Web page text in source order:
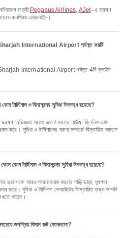
যাত্রী Pegasus Airlines, AJet–এ ভ্রমণ
জনপ্রিয় এয়ারলাইন।
Sharjah International Airport পর্যন্ত কয়টি
টার্মিনাল ও বিমানবন্দর সুবিধা উপলব্ধ রয়েছে?
করে। সুবিধা ও টার্মিনালের নকশা সম্পর্কে বিস্তারিত জানতে
ও বিমানবন্দর সুবিধা উপলব্ধ রয়েছে?
করে। সুবিধা ও টার্মিনাল লেআউটের বিস্তারিত তথ্য আপনি
পারেন।
জনপ্রিয় বিমান রুট কোনগুলো?